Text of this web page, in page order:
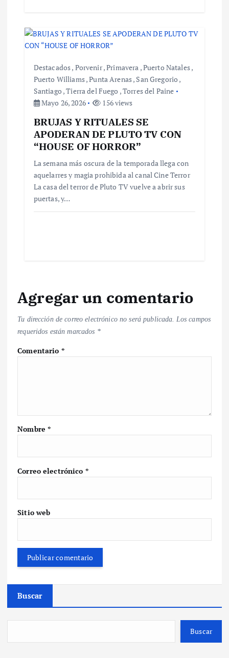
Destacados, Porvenir,Primavera ,Puerto Natales,
Puerto Williams,Punta Arenas, San Gregorio ,
Santiago ,Tierra del Fuego ,Torres del Paine
Mayo 26, 2026
156 views
BRUJAS Y RITUALES SE
APODERAN DE PLUTO TV CON
“HOUSE OF HORROR”
La semana más oscura de la temporada llega con
aquelarres y magia prohibida al canal Cine Terror
La casa del terror de Pluto TV vuelve a abrir sus
puertas, y…
Agregar un comentario
Tu dirección de correo electrónico no será publicada. Los campos
requeridos están marcados *
Comentario *
Nombre*
Correo electrónico *
Sitio web
Buscar
Buscar